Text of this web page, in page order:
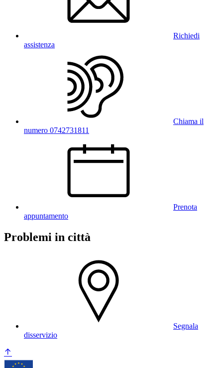
Richiedi
assistenza
Chiama il
numero 0742731811
Prenota
appuntamento
Problemi in città
Segnala
disservizio